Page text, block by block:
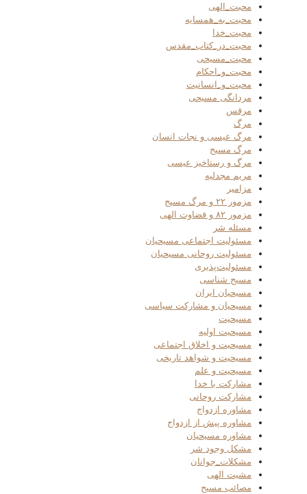
محبت_الهی
محبت_به_همسایه
محبت_خدا
محبت_در_کتاب_مقدس
محبت_مسیحی
محبت_و_احکام
محبت_و_انسانیت
مردانگی مسیحی
مرقس
مرگ
مرگ عیسی و نجات انسان
مرگ مسیح
مرگ و رستاخیز عیسی
مریم مجدلیه
مزامیر
مزمور ۲۲ و مرگ مسیح
مزمور ۸۲ و قضاوت الهی
مسئله شر
مسئولیت اجتماعی مسیحیان
مسئولیت روحانی مسیحیان
مسئولیت‌پذیری
مسیح شناسی
مسیحیان ایران
مسیحیان و مشارکت سیاسی
مسیحیت
مسیحیت اولیه
مسیحیت و اخلاق اجتماعی
مسیحیت و شواهد تاریخی
مسیحیت و علم
مشارکت با خدا
مشارکت روحانی
مشاوره ازدواج
مشاوره پیش از ازدواج
مشاوره مسیحیان
مشکل وجود شر
مشکلات_جوانان
مشیت الهی
مصائب مسیح